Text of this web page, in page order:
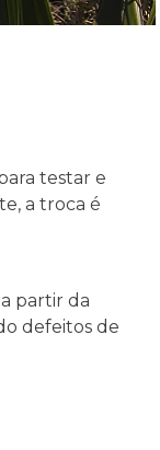
testar e
a troca é
partir da
defeitos de